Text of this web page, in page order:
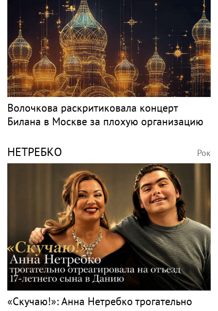
Волочкова раскритиковала концерт
Билана в Москве за плохую организацию
НЕТРЕБКО Рок
«Скучаю!»: Анна Нетребко трогательно